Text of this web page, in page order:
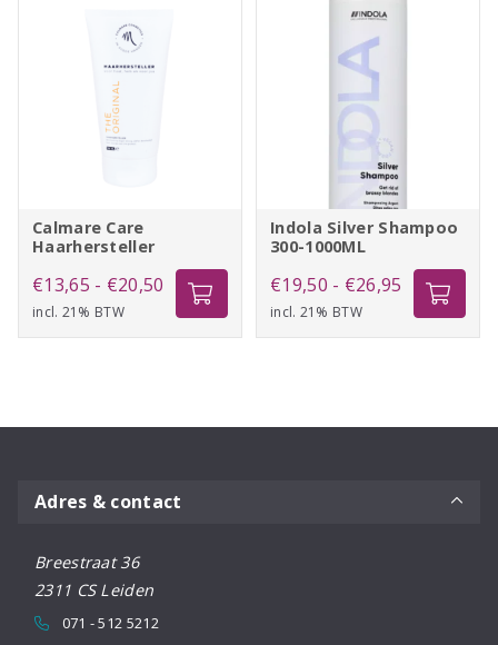
Calmare Care
Haarhersteller
€13,65 - €20,50 Prijsklasse:
€13,65
tot
incl. 21% BTW
Indola Silver Shampoo
300-1000ML
€19,50 - €26,95 Prijsklasse:
€19,50
tot
incl. 21% BTW
Adres & contact
Breestraat 36
2311 CS Leiden
071 - 512 5212